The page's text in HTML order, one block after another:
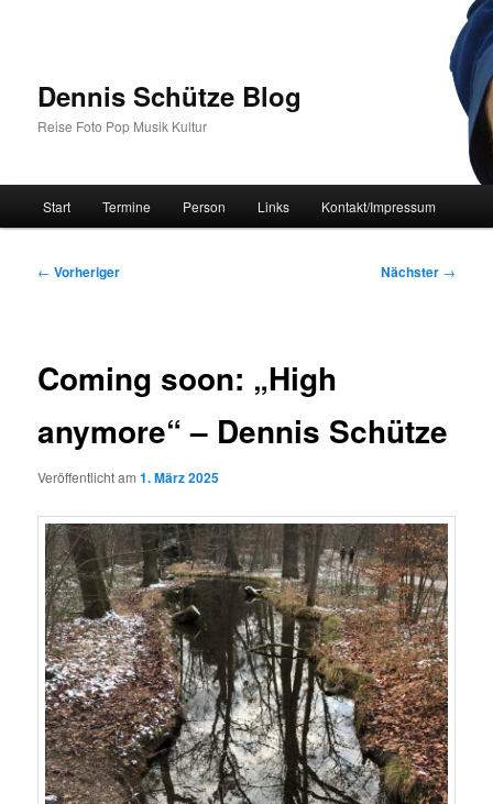
Dennis Schütze Blog
Reise Foto Pop Musik Kultur
Start Termine Person Links Kontakt/Impressum
Beitragsnavigation
← Vorheriger Nächster →
Coming soon: „High
anymore“ – Dennis Schütze
Veröffentlicht am1. März 2025